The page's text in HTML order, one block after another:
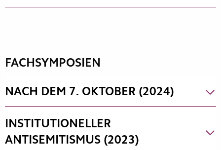
FACHSYMPOSIEN
NACH DEM 7. OKTOBER (2024)
INSTITUTIONELLER
ANTISEMITISMUS (2023)